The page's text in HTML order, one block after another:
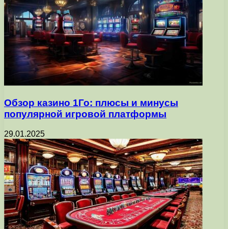
Обзор казино 1Го: плюсы и минусы
популярной игровой платформы
29.01.2025